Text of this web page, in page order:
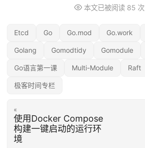
本文已被阅读 85 次
Etcd Go Go.mod Go.work
Golang Gomodtidy Gomodule
Go语言第一课 Multi-Module Raft
极客时间专栏
«
使用Docker Compose
构建一键启动的运行环
境